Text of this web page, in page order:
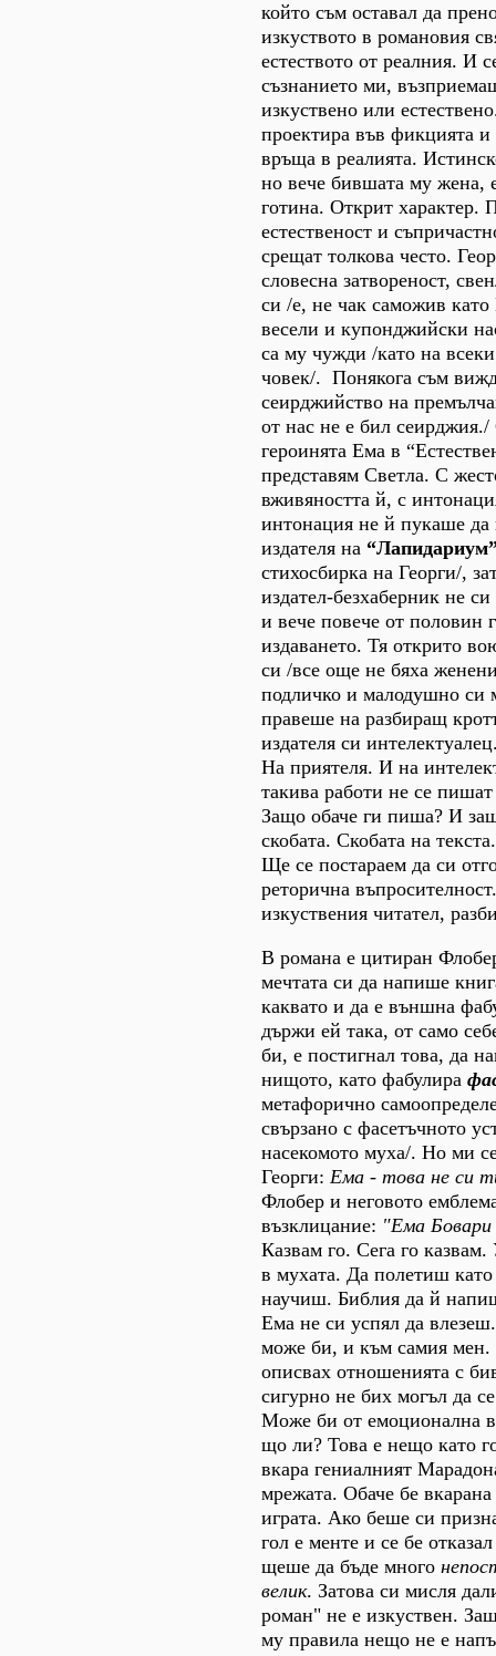
който съм оставал да
изкуството в романовия
естеството от реалния. И
съзнанието ми,
изкуствено или
проектира във фикцията
връща в реалията.
но вече бившата му жена,
готина. Открит характер.
естественост и
срещат толкова често.
словесна затвореност,
си /е, не чак саможив
весели и купонджийски
са му чужди /като на
човек/. Понякога съм
сeирджийство на
от нас не е бил сeирджия./
героинята Ема в
представям Светла. С
вживяността й, с
интонация не й пукаше да
издателя на
стихосбирка на Георги/,
издател-безхаберник не
и вече повече от половин
издаването. Тя открито
си /все още не бяха
подличко и малодушно си
правеше на разбиращ
издателя си
На приятеля. И на
такива работи не се
Защо обаче ги пиша? И
скобата. Скобата на
Ще се постараем да си
реторична
изкуствения читател,
В романа е цитиран
мечтата си да напише
каквато и да е външна
държи ей така, от само
би, е постигнал това, да
нищото, като фабулира
метафорично
свързано с фасетъчното
насекомото муха/. Но ми
Георги: Ема - това не си
Флобер и неговото
възклицание: "Ема
Казвам го. Сега го
в мухата. Да полетиш
научиш. Библия да й
Ема не си успял да
може би, и към самия мен.
описвах отношенията с
сигурно не бих могъл да
Може би от емоционална
що ли? Това е нещо като
вкара гениалният
мрежата. Обаче бе
играта. Ако беше си
гол е менте и се бе
щеше да бъде много
велик. Затова си мисля
роман" не е изкуствен.
му правила нещо не е